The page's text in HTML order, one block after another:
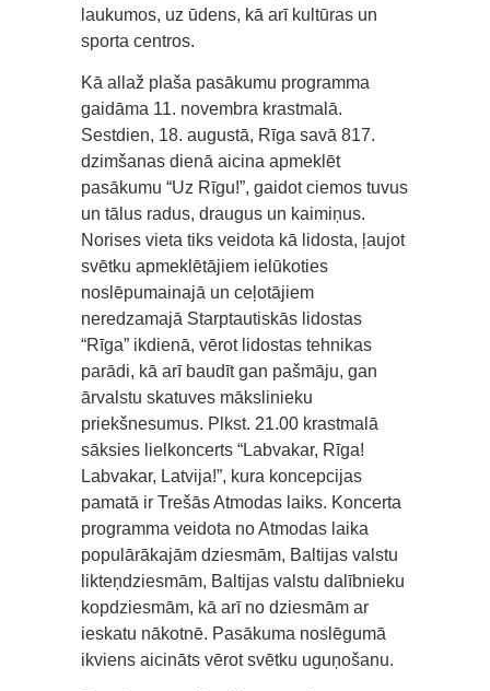
laukumos, uz ūdens, kā arī kultūras un
sporta centros.
Kā allaž plaša pasākumu programma
gaidāma 11. novembra krastmalā.
Sestdien, 18. augustā, Rīga savā 817.
dzimšanas dienā aicina apmeklēt
pasākumu “Uz Rīgu!”, gaidot ciemos tuvus
un tālus radus, draugus un kaimiņus.
Norises vieta tiks veidota kā lidosta, ļaujot
svētku apmeklētājiem ielūkoties
noslēpumainajā un ceļotājiem
neredzamajā Starptautiskās lidostas
“Rīga” ikdienā, vērot lidostas tehnikas
parādi, kā arī baudīt gan pašmāju, gan
ārvalstu skatuves mākslinieku
priekšnesumus. Plkst. 21.00 krastmalā
sāksies lielkoncerts “Labvakar, Rīga!
Labvakar, Latvija!”, kura koncepcijas
pamatā ir Trešās Atmodas laiks. Koncerta
programma veidota no Atmodas laika
populārākajām dziesmām, Baltijas valstu
likteņdziesmām, Baltijas valstu dalībnieku
kopdziesmām, kā arī no dziesmām ar
ieskatu nākotnē. Pasākuma noslēgumā
ikviens aicināts vērot svētku uguņošanu.